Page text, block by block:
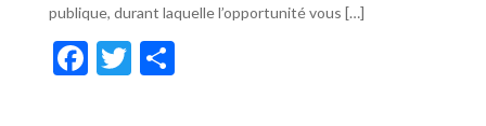
publique, durant laquelle l’opportunité vous […]
F
T